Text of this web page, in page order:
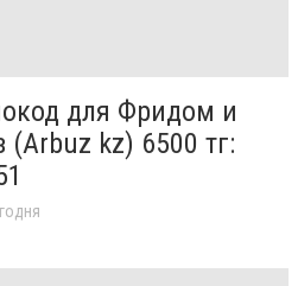
для Фридом и
(Arbuz kz) 6500 тг: